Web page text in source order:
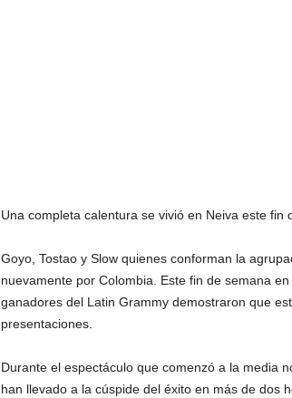
Una completa calentura se vivió en Neiva este
Goyo, Tostao y Slow quienes conforman la
nuevamente por Colombia. Este fin de semana
ganadores del Latin Grammy demostraron que
presentaciones.
Durante el espectáculo que comenzó a la media
han llevado a la cúspide del éxito en más de dos